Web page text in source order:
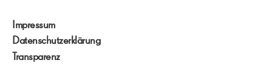
Impressum
Datenschutzerklärung
Transparenz